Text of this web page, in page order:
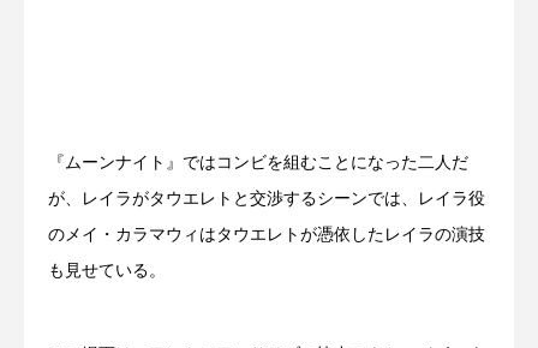
『ムーンナイト』ではコンビを組むことになった二人だ
が、レイラがタウエレトと交渉するシーンでは、レイラ役
のメイ・カラマウィはタウエレトが憑依したレイラの演技
も見せている。